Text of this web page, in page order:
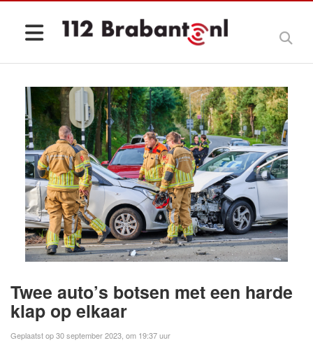
Twee auto’s botsen met een harde
klap op elkaar
Geplaatst op 30 september 2023, om 19:37 uur